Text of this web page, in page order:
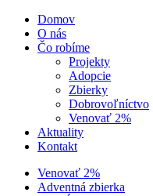
Domov
O nás
Čo robíme
Projekty
Adopcie
Zbierky
Dobrovoľníctvo
Venovať 2%
Aktuality
Kontakt
Venovať 2%
Adventná zbierka